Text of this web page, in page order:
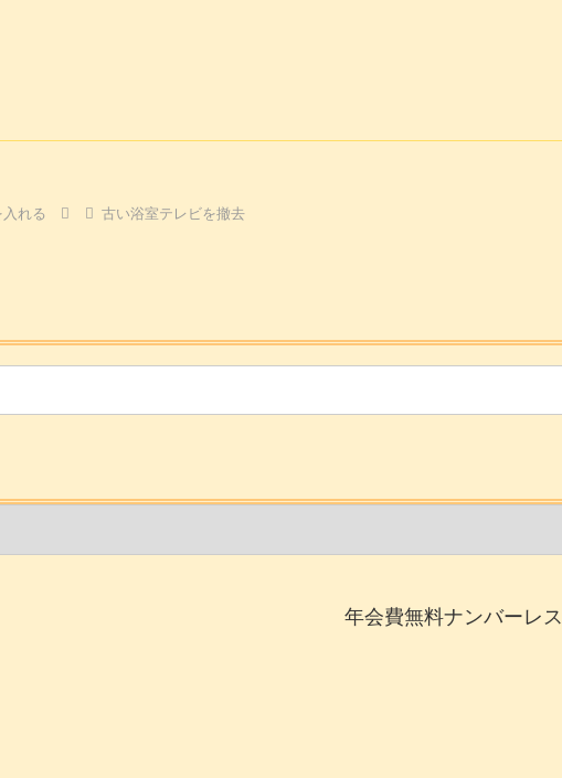
れる 古い浴室テレビを撤去
年会費無料ナンバーレス